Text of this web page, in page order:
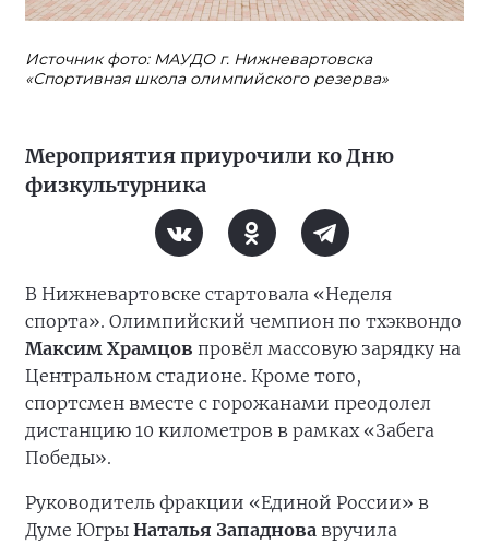
Источник фото: МАУДО г. Нижневартовска
«Спортивная школа олимпийского резерва»
Мероприятия приурочили ко Дню
физкультурника
В Нижневартовске стартовала «Неделя
спорта». Олимпийский чемпион по тхэквондо
Максим Храмцов провёл массовую зарядку на
Центральном стадионе. Кроме того,
спортсмен вместе с горожанами преодолел
дистанцию 10 километров в рамках «Забега
Победы».
Руководитель фракции «Единой России» в
Думе Югры Наталья Западнова вручила